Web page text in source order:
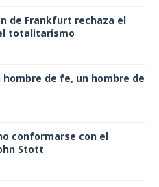
de Frankfurt rechaza el
totalitarismo
hombre de fe, un hombre de
conformarse con el
Stott